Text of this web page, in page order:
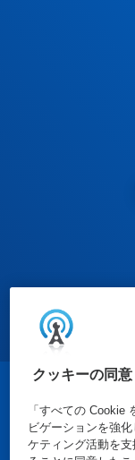
クッキーの同意
「すべての Cookie
ビゲーションを強
ケティング活動を
安全データシー